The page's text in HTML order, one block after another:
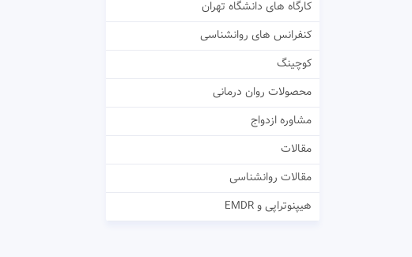
کارگاه های دانشگاه تهران
کنفرانس های روانشناسی
کوچینگ
محصولات روان درمانی
مشاوره ازدواج
مقالات
مقالات روانشناسی
هیپنوتراپی و EMDR